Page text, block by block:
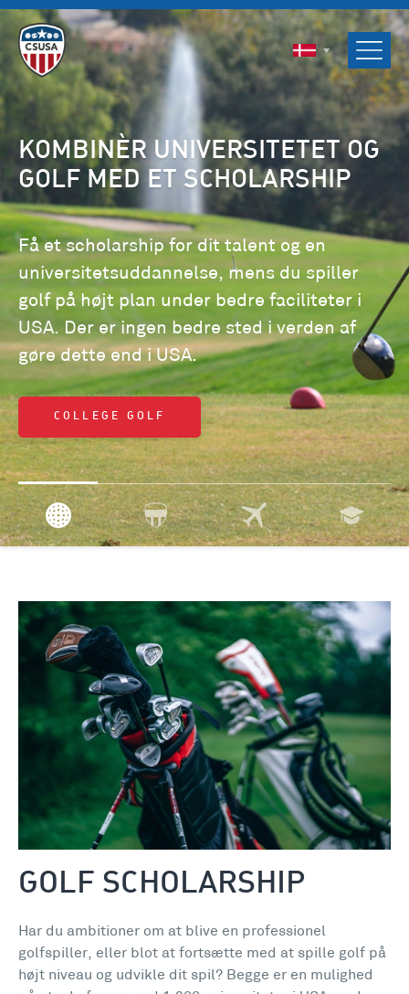
ENGLISH
SVENSKA
DANSK
KOMBINÈR UNIVERSITETET OG
GOLF MED ET SCHOLARSHIP
Få et scholarship for dit talent og en
universitetsuddannelse, mens du spiller
golf på højt plan under bedre faciliteter i
USA. Der er ingen bedre sted i verden af
gøre dette end i USA.
COLLEGE GOLF
GOLF SCHOLARSHIP
Har du ambitioner om at blive en professionel
golfspiller, eller blot at fortsætte med at spille golf på
højt niveau og udvikle dit spil? Begge er en mulighed